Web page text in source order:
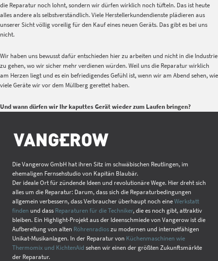
die Reparatur noch lohnt, sondern wir dürfen wirklich noch tüfteln. Das ist heute
alles andere als selbstverständlich. Viele Herstellerkundendienste plädieren aus
unserer Sicht völlig voreilig für den Kauf eines neuen Geräts. Das gibt es bei uns
nicht.
Wir haben uns bewusst dafür entschieden hier zu arbeiten und nicht in die Industrie
zu gehen, wo wir sicher mehr verdienen würden. Weil uns die Reparatur wirklich
am Herzen liegt und es ein befriedigendes Gefühl ist, wenn wir am Abend sehen, wie
viele Geräte wir vor dem Müllberg gerettet haben.
Und wann dürfen wir Ihr kaputtes Gerät wieder zum Laufen bringen?
Die Vangerow GmbH hat ihren Sitz im schwäbischen Reutlingen, im
ehemaligen Fernsehstudio von Kapitän Blaubär.
Der ideale Ort für zündende Ideen und revolutionäre Wege. Hier dreht sich
alles um die Reparatur: Darum, dass sich die Reparaturbedingungen
allgemein verbessern, dass Verbraucher überhaupt noch eineWerkstatt
finden und dass Reparaturen für die Techniker, die es noch gibt, attraktiv
bleiben. Ein Highlight-Projekt aus der Ideenschmiede von Vangerow ist die
Aufbereitung von alten Röhrenradioszu modernen und internetfähigen
Unikat-Musikanlagen. In der Reparatur von Küchenmaschinen wie
Thermomix und KichtenAid sehen wir einen der größten Zukunftsmärkte
der Reparatur.